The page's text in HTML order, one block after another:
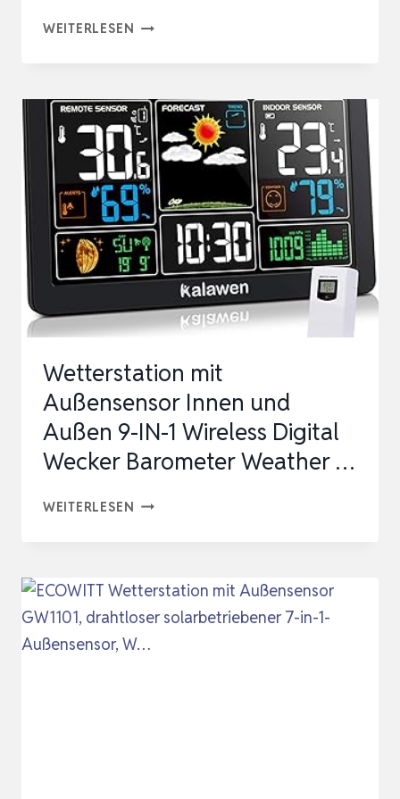
WEITERLESEN PRÄZISIONS-
MAGNETSTATIV,
MECHANISCH
MESSUHR
0-
20MM
MESSBEREICH,
0,01MM
GENAUIGKEIT,
Wetterstation mit
Außensensor Innen und
Außen 9-IN-1 Wireless Digital
Wecker Barometer Weather …
WEITERLESEN WETTERSTATION
NNEN U
ND A
USSEN 9-